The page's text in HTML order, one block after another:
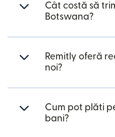
Cât costă să
Botswana?
Remitly oferă
noi?
Cum pot plăti
bani?